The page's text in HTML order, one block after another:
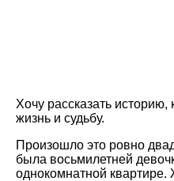
Хочу рассказать
жизнь и судьбу.
Произошло это ровно
была восьмилетней
однокомнатной